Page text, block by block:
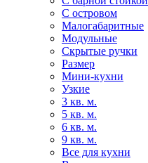
С островом
Малогабаритные
Модульные
Скрытые ручки
Размер
Мини-кухни
Узкие
3 кв. м.
5 кв. м.
6 кв. м.
9 кв. м.
Все для кухни